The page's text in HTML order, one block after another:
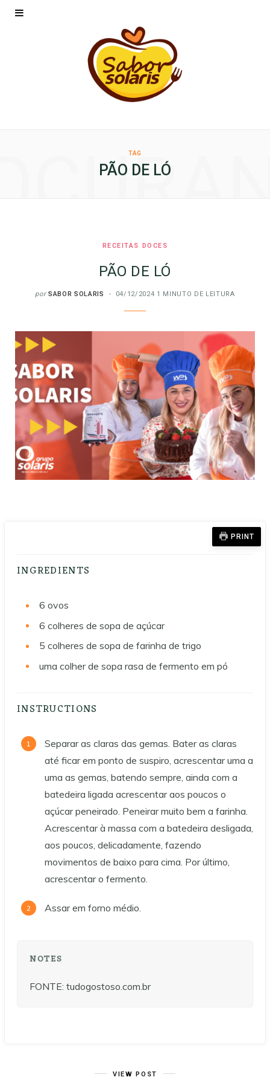
TAG
PÃO DE LÓ
RECEITAS DOCES
PÃO DE LÓ
por SABOR SOLARIS 04/12/2024 1 MINUTO DE LEITURA
PRINT
INGREDIENTS
6 ovos
6 colheres de sopa de açúcar
5 colheres de sopa de farinha de trigo
uma colher de sopa rasa de fermento em pó
INSTRUCTIONS
Separar as claras das gemas. Bater as claras
até ficar em ponto de suspiro, acrescentar uma a
uma as gemas, batendo sempre, ainda com a
batedeira ligada acrescentar aos poucos o
açúcar peneirado. Peneirar muito bem a farinha.
Acrescentar à massa com a batedeira desligada,
aos poucos, delicadamente, fazendo
movimentos de baixo para cima. Por último,
acrescentar o fermento.
Assar em forno médio.
NOTES
FONTE: tudogostoso.com.br
VIEW POST